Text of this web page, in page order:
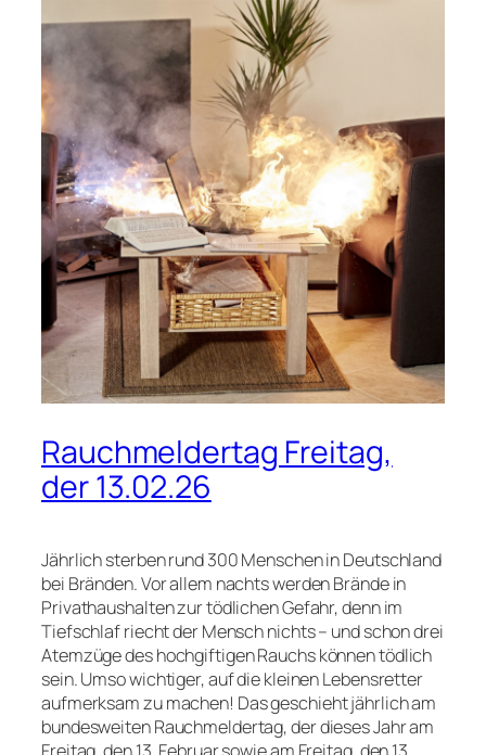
Rauchmeldertag Freitag,
der 13.02.26
Jährlich sterben rund 300 Menschen in Deutschland
bei Bränden. Vor allem nachts werden Brände in
Privathaushalten zur tödlichen Gefahr, denn im
Tiefschlaf riecht der Mensch nichts – und schon drei
Atemzüge des hochgiftigen Rauchs können tödlich
sein. Umso wichtiger, auf die kleinen Lebensretter
aufmerksam zu machen! Das geschieht jährlich am
bundesweiten Rauchmeldertag, der dieses Jahr am